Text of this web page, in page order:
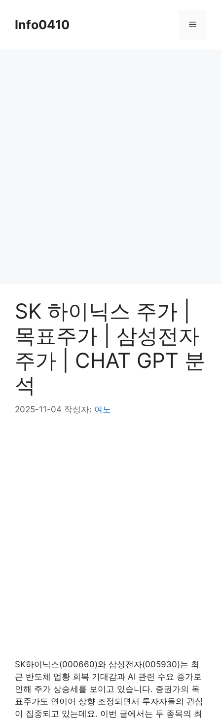
Info0410 메
SK 하이닉스 주가 |
목표주가 | 삼성전자
주가 | CHAT GPT 분
석
2025-11-04 작성자: 여노
SK하이닉스(000660)와 삼성전자(005930)는 최
근 반도체 업황 회복 기대감과 AI 관련 수요 증가로
인해 주가 상승세를 보이고 있습니다. 증권가의 목
표주가도 연이어 상향 조정되면서 투자자들의 관심
이 집중되고 있는데요. 이번 글에서는 두 종목의 최